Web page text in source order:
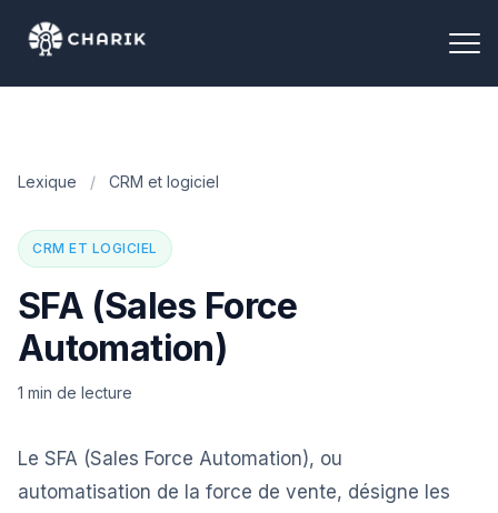
Lexique / CRM et logiciel
CRM ET LOGICIEL
SFA (Sales Force
Automation)
1 min de lecture
Le SFA (Sales Force Automation), ou
automatisation de la force de vente, désigne les